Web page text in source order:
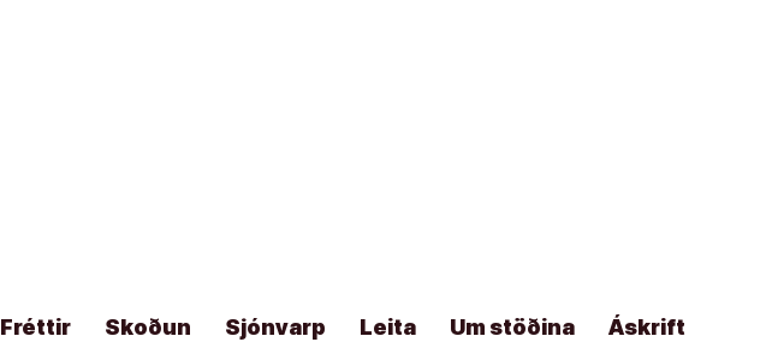
Fréttir Skoðun Sjónvarp Leita Um stöðina Áskrift